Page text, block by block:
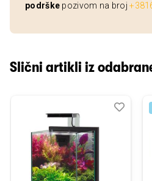
podrške pozivom na broj
Slični artikli iz
Dodaj